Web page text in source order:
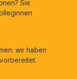
Sie
wir haben